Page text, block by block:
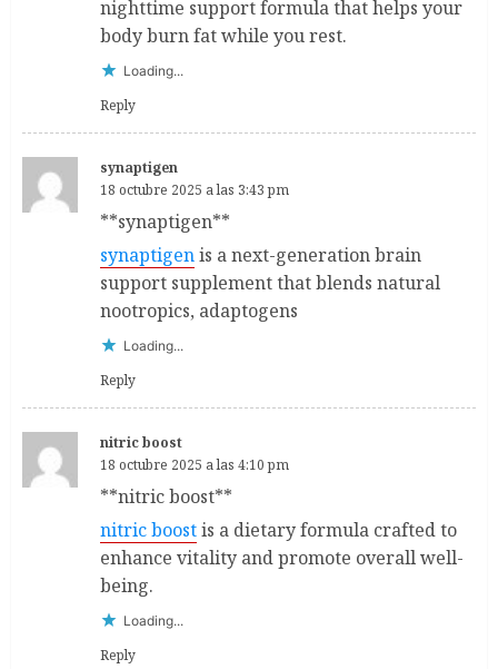
nighttime support formula that helps your
body burn fat while you rest.
Loading...
Reply
synaptigen
18 octubre 2025 a las 3:43 pm
** synaptigen**
synaptigenis a next-generation brain
support supplement that blends natural
nootropics, adaptogens
Loading...
Reply
nitric boost
18 octubre 2025 a las 4:10 pm
**nitric boost**
nitric boostis a dietary formula crafted to
enhance vitality and promote overall well-
being.
Loading...
Reply